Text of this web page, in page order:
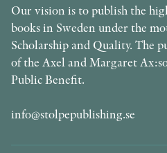
Our vision is to publish the
books in Sweden under the
Scholarship and Quality. The
of the Axel and Margaret
Public Benefit.
info@stolpepublishing.se